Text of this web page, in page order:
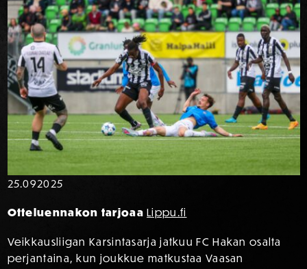
25.092025
Otteluennakon tarjoaaLippu.fi
Veikkausliigan Karsintasarja jatkuu FC Hakan osalta
perjantaina, kun joukkue matkustaa Vaasan